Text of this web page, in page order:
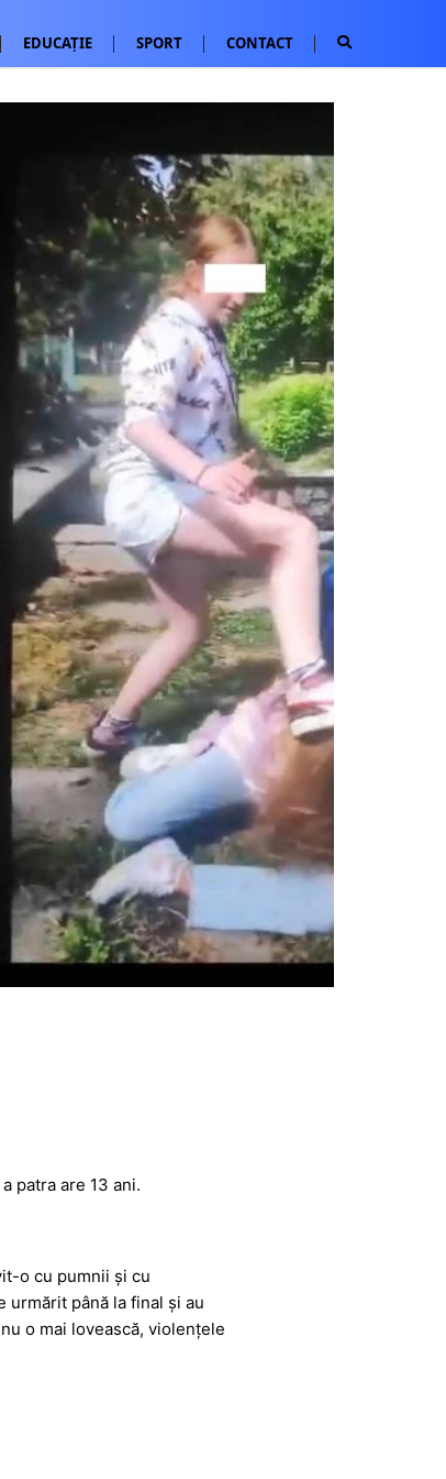
EDUCAȚIE SPORT CONTACT
patra are 13 ani.
o cu pumnii și cu
urmărit până la final și au
o mai lovească, violențele